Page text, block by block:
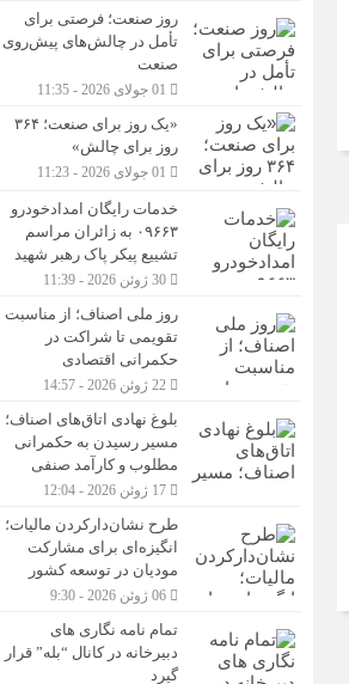
روز صنعت؛ فرصتی برای
تأمل در چالش‌های پیش‌روی
صنعت
«یک روز برای صنعت؛ ۳۶۴
روز برای چالش»
خدمات رایگان امدادخودرو
۰۹۶۶۳ به زائران مراسم
تشییع پیکر پاک رهبر شهید
روز ملی اصناف؛ از مناسبت
تقویمی تا شراکت در
حکمرانی اقتصادی
بلوغ نهادی اتاق‌های اصناف؛
مسیر رسیدن به حکمرانی
مطلوب و کارآمد صنفی
طرح نشان‌دارکردن مالیات؛
انگیزه‌ای برای مشارکت
مودیان در توسعه کشور
تمام نامه نگاری های
دبیرخانه در کانال “بله” قرار
گیرد